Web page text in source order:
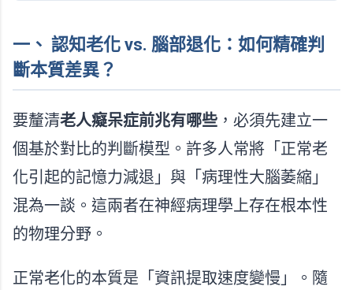
一、 認知老化 vs. 腦部退化：如何精確判
斷本質差異？
要釐清老人癡呆症前兆有哪些 ，必須先建立一
個基於對比的判斷模型。許多人常將「正常老
化引起的記憶力減退」與「病理性大腦萎縮」
混為一談。這兩者在神經病理學上存在根本性
的物理分野。
正常老化的本質是「資訊提取速度變慢」。隨